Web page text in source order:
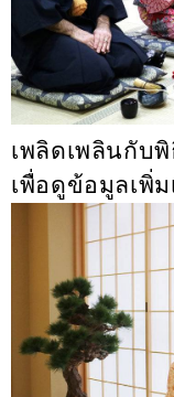
เพลิดเพลินกับ
เพื่อดูข้อมูลเพิ่